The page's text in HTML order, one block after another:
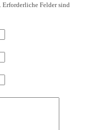
Erforderliche Felder sind